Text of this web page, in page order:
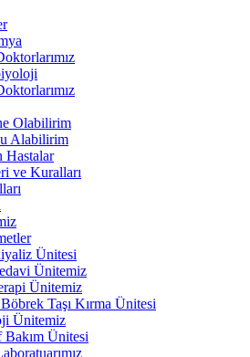
Olabilirim
Alabilirim
Hastalar
ve Kuralları
Ünitesi
Ünitemiz
Ünitemiz
Taşı Kırma Ünitesi
Ünitemiz
Bakım Ünitesi